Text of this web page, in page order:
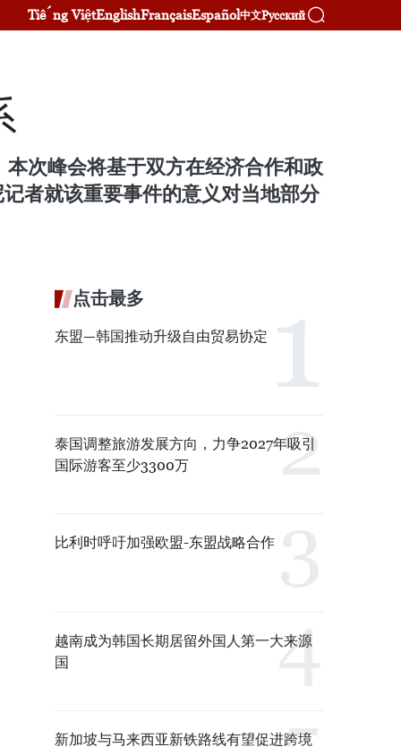
Tiếng ViệtEnglishFrançaisEspañol中文Русский
次峰会将基于双方在经济合作和政
者就该重要事件的意义对当地部分
点击最多
东盟—韩国推动升级自由贸易协定
泰国调整旅游发展方向，力争2027年吸引
国际游客至少3300万
比利时呼吁加强欧盟-东盟战略合作
越南成为韩国长期居留外国人第一大来源
国
新加坡与马来西亚新铁路线有望促进跨境